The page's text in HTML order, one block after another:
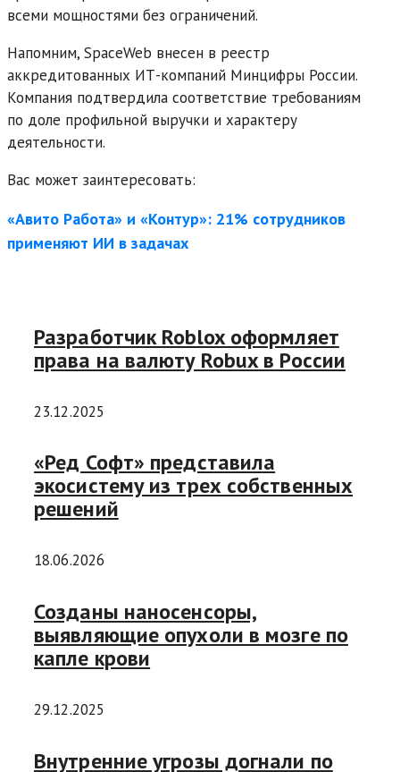
всеми мощностями без ограничений.
Напомним, SpaceWeb внесен в реестр
аккредитованных ИТ-компаний Минцифры России.
Компания подтвердила соответствие требованиям
по доле профильной выручки и характеру
деятельности.
Вас может заинтересовать:
«Авито Работа» и «Контур»: 21% сотрудников
применяют ИИ в задачах
Разработчик Roblox оформляет
права на валюту Robux в России
23.12.2025
«Ред Софт» представила
экосистему из трех собственных
решений
18.06.2026
Созданы наносенсоры,
выявляющие опухоли в мозге по
капле крови
29.12.2025
Внутренние угрозы догнали по